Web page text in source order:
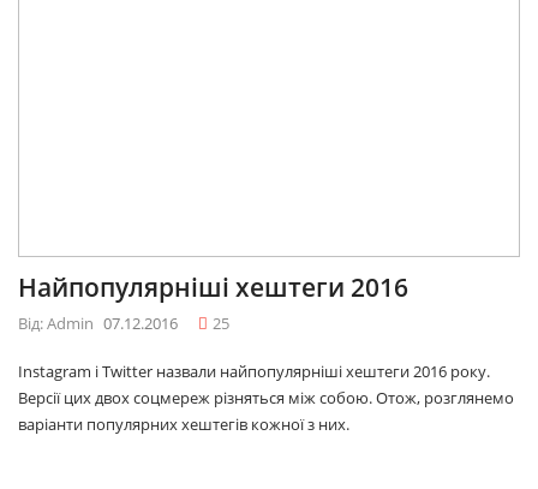
Найпопулярніші хештеги 2016
Від: Admin 07.12.2016 25
Instagram і Twitter назвали найпопулярніші хештеги 2016 року.
Версії цих двох соцмереж різняться між собою. Отож, розглянемо
варіанти популярних хештегів кожної з них.